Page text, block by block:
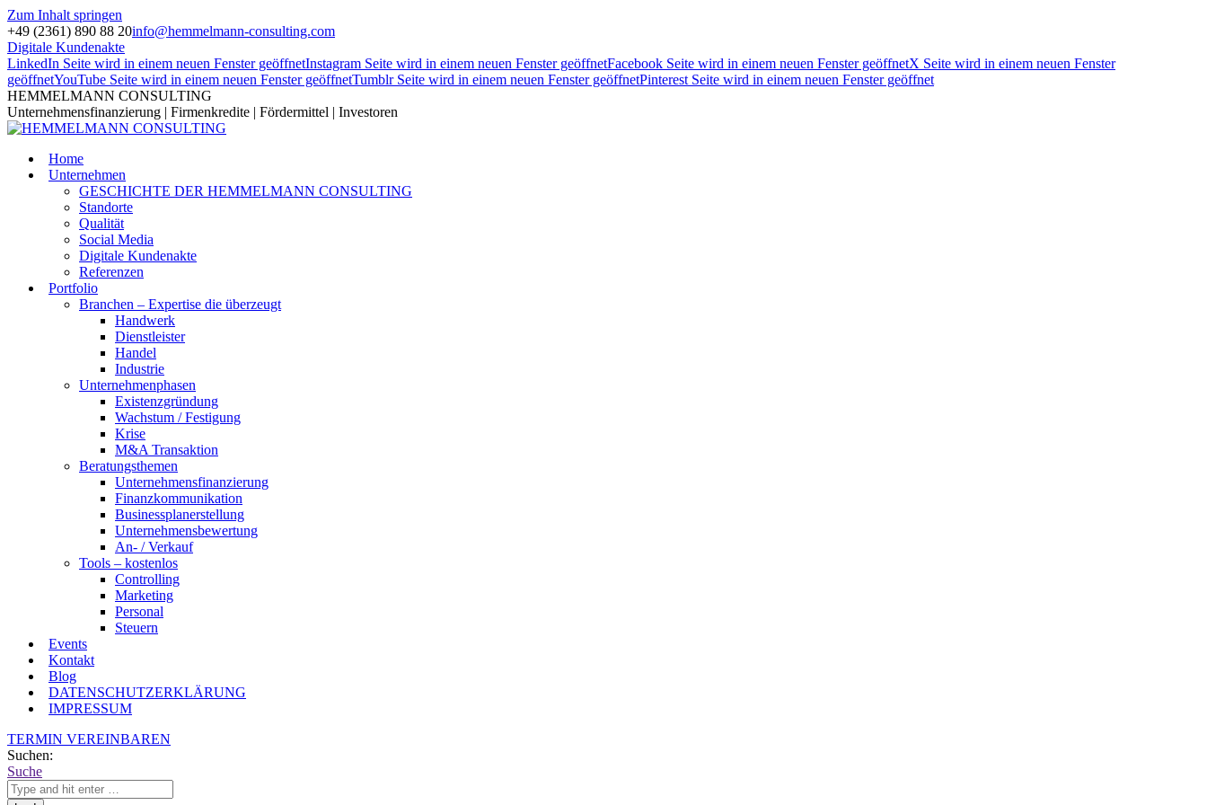
Zum Inhalt springen
+49 (2361) 890 88 20info@hemmelmann-consulting.com
Digitale Kundenakte
LinkedIn Seite wird in einem neuen Fenster geöffnetInstagram Seite wird in einem neuen Fenster geöffnetFacebook Seite wird in einem neuen Fenster geöffnetX Seite wird in einem neuen Fenster
geöffnetYouTube Seite wird in einem neuen Fenster geöffnetTumblr Seite wird in einem neuen Fenster geöffnetPinterest Seite wird in einem neuen Fenster geöffnet
HEMMELMANN CONSULTING
Unternehmensfinanzierung | Firmenkredite | Fördermittel | Investoren
Home
Unternehmen
GESCHICHTE DER HEMMELMANN CONSULTING
Standorte
Qualität
Social Media
Digitale Kundenakte
Referenzen
Portfolio
Branchen – Expertise die überzeugt
Handwerk
Dienstleister
Handel
Industrie
Unternehmenphasen
Existenzgründung
Wachstum / Festigung
Krise
M&A Transaktion
Beratungsthemen
Unternehmensfinanzierung
Finanzkommunikation
Businessplanerstellung
Unternehmensbewertung
An- / Verkauf
Tools – kostenlos
Controlling
Marketing
Personal
Steuern
Events
Kontakt
Blog
DATENSCHUTZERKLÄRUNG
IMPRESSUM
TERMIN VEREINBAREN
Suchen:
Suche